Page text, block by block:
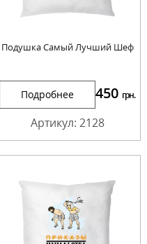
Подушка Самый Лучший Шеф
Подробнее 450 грн.
Артикул: 2128